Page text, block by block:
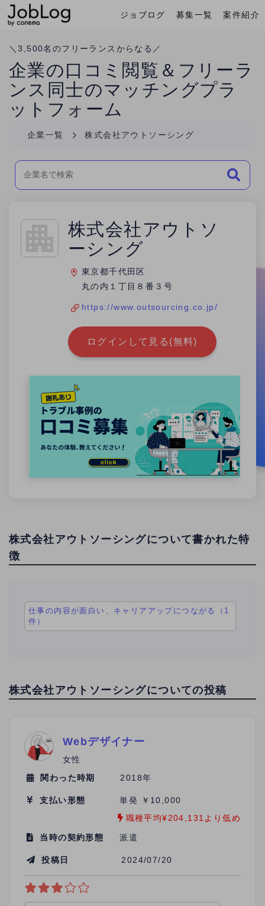
案件紹介
募集一覧
ジョブログ
＼3,500名のフリーランスからなる／
企業の口コミ閲覧＆フリーラ
ンス同士のマッチングプラ
ットフォーム
企業一覧 株式会社アウトソーシング
株式会社アウトソ
ーシング
東京都千代田区
丸の内１丁目８番３号
https://www.outsourcing.co.jp/
ログインして見る(無料)
株式会社アウトソーシングについて書かれた特
徴
仕事の内容が面白い、キャリアアップにつながる（1
件）
株式会社アウトソーシングについての投稿
Webデザイナー
女性
関わった時期
2018年
支払い形態
単発 ￥10,000
職種平均¥204,131より低め
当時の契約形態 派遣
投稿日 2024/07/20